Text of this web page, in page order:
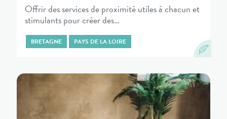
Offrir des services de proximité utiles à chacun et
stimulants pour créer des…
BRETAGNE PAYS DE LA LOIRE